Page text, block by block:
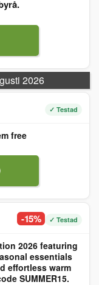
2026
✓ Testad
free
-15% ✓ Testad
2026 featuring
essentials
effortless warm
SUMMER15.